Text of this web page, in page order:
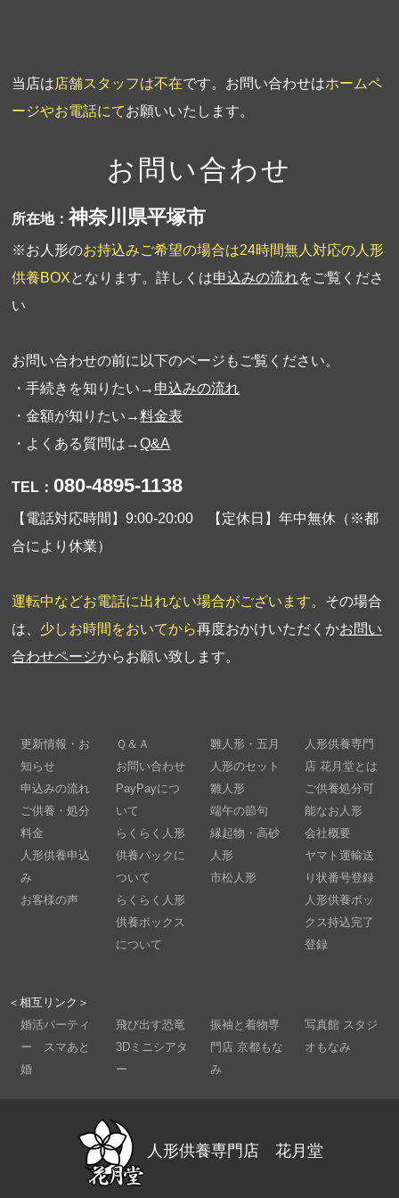
当店は店舗スタッフは不在です。お問い合わせはホームペ
ージやお電話にてお願いいたします。
お問い合わせ
所在地：神奈川県平塚市
※お人形のお持込みご希望の場合は24時間無人対応の人形
供養BOXとなります。詳しくは申込みの流れをご覧くださ
い
お問い合わせの前に以下のページもご覧ください。
・手続きを知りたい→ 申込みの流れ
・金額が知りたい→料金表
・よくある質問は→Q&A
TEL： 080-4895-1138
【電話対応時間】9:00-20:00 【定休日】年中無休（※都
合により休業）
運転中などお電話に出れない場合がございます。 その場合
は、 少しお時間をおいてから再度おかけいただくかお問い
合わせページからお願い致します。
更新情報・お
知らせ
申込みの流れ
ご供養・処分
料金
人形供養申込
み
お客様の声
Ｑ＆Ａ
お問い合わせ
PayPayにつ
いて
らくらく人形
供養パックに
ついて
らくらく人形
供養ボックス
について
雛人形・五月
人形のセット
雛人形
端午の節句
縁起物・高砂
人形
市松人形
人形供養専門
店 花月堂とは
ご供養処分可
能なお人形
会社概要
ヤマト運輸送
り状番号登録
人形供養ボッ
クス持込完了
登録
＜相互リンク＞
婚活パーティ
ー スマあと
婚
飛び出す恐竜
3Dミニシアタ
ー
振袖と着物専
門店 京都もな
み
写真館 スタジ
オもなみ
人形供養専門店 花月堂